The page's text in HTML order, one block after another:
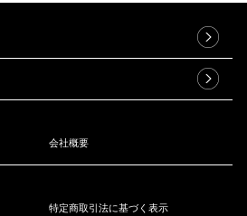
会社概要
特定商取引法に基づく表示